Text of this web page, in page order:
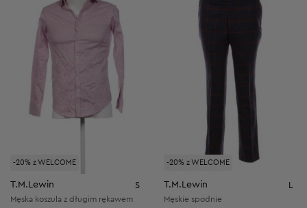
-20% z WELCOME
T.M.Lewin S
Męska koszula z długim rękawem
-20% z WELCOME
T.M.Lewin
Męskie spodnie